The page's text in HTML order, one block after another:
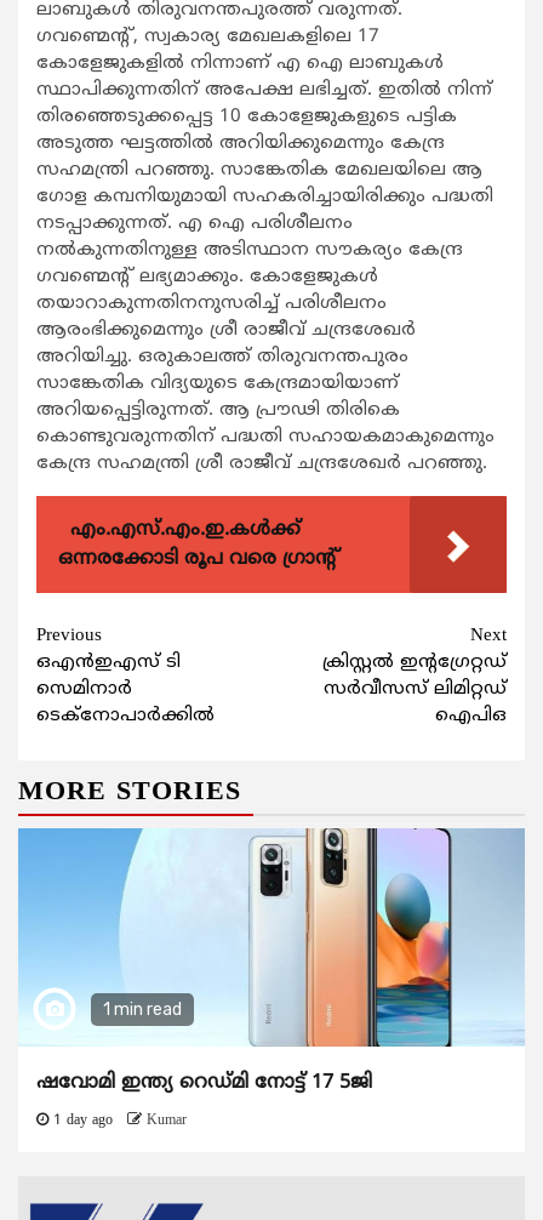
ലാബുകൾ തിരുവനന്തപുരത്ത് വരുന്നത്.
ഗവണ്മെന്റ്, സ്വകാര്യ മേഖലകളിലെ 17
കോളേജുകളിൽ നിന്നാണ് എ ഐ ലാബുകൾ
സ്ഥാപിക്കുന്നതിന് അപേക്ഷ ലഭിച്ചത്. ഇതിൽ നിന്ന്
തിരഞ്ഞെടുക്കപ്പെട്ട 10 കോളേജുകളുടെ പട്ടിക
അടുത്ത ഘട്ടത്തിൽ അറിയിക്കുമെന്നും കേന്ദ്ര
സഹമന്ത്രി പറഞ്ഞു. സാങ്കേതിക മേഖലയിലെ ആ​
ഗോള കമ്പനിയുമായി സഹകരിച്ചായിരിക്കും പദ്ധതി
നടപ്പാക്കുന്നത്. എ ഐ പരിശീലനം
നൽകുന്നതിനുള്ള അടിസ്ഥാന സൗകര്യം കേന്ദ്ര
ഗവണ്മെന്റ് ലഭ്യമാക്കും. കോളേജുകൾ
തയാറാകുന്നതിനനുസരിച്ച് പരിശീലനം
ആരംഭിക്കുമെന്നും ശ്രീ രാജീവ്‌ ചന്ദ്രശേഖർ
അറിയിച്ചു. ഒരുകാലത്ത് തിരുവനന്തപുരം
സാങ്കേതിക വിദ്യയുടെ കേന്ദ്രമായിയാണ്
അറിയപ്പെട്ടിരുന്നത്. ആ പ്രൗഢി തിരികെ
കൊണ്ടുവരുന്നതിന് പദ്ധതി സഹായകമാകുമെന്നും
കേന്ദ്ര സഹമന്ത്രി ശ്രീ രാജീവ്‌ ചന്ദ്രശേഖർ പറഞ്ഞു.
എം.എസ്.എം.ഇ.കൾക്ക്
ഒന്നരക്കോടി രൂപ വരെ ഗ്രാന്റ്
Continue
Reading
Previous
ഒഎന്‍ഇഎസ് ടി
സെമിനാര്‍
ടെക്നോപാര്‍ക്കില്‍
Next
ക്രിസ്റ്റല്‍ ഇന്‍റഗ്രേറ്റഡ്
സര്‍വീസസ് ലിമിറ്റഡ്
ഐപിഒ
MORE STORIES
1 min read
ഷവോമി ഇന്ത്യ റെഡ്മി നോട്ട് 17 5ജി
1 day ago Kumar